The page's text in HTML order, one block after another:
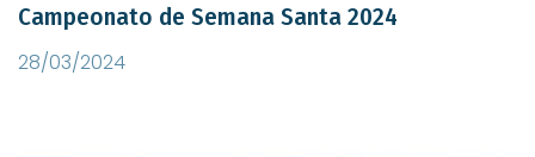
Campeonato de Semana Santa 2024
28/03/2024